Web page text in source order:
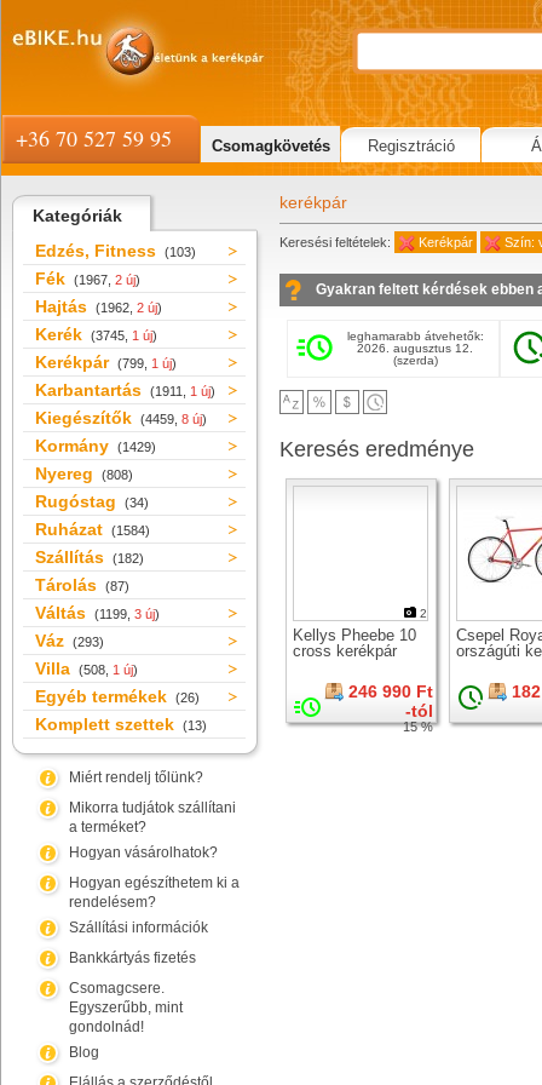
Kategóriák
Edzés, Fitness (103)
Fék (1967, 2 új)
Hajtás (1962, 2 új)
Kerék (3745, 1 új)
Kerékpár (799, 1 új)
Karbantartás (1911, 1 új)
Kiegészítők (4459, 8 új)
Kormány (1429)
Nyereg (808)
Rugóstag (34)
Ruházat (1584)
Szállítás (182)
Tárolás (87)
Váltás (1199, 3 új)
Váz (293)
Villa (508, 1 új)
Egyéb termékek (26)
Komplett szettek (13)
Miért rendelj tőlünk?
Mikorra tudjátok szállítani
a terméket?
Hogyan vásárolhatok?
Hogyan egészíthetem ki a
rendelésem?
Szállítási információk
Bankkártyás fizetés
Csomagcsere.
Egyszerűbb, mint
gondolnád!
Blog
kerékpár
Keresési feltételek: Kerékpár Szín:
Gyakran feltett kérdések ebben
leghamarabb átvehetők:
2026. augusztus 12.
(szerda)
Keresés eredménye
2
Kellys Pheebe 10
cross kerékpár
246 990 Ft
-tól
15 %
Csepel
országúti
+36 70 527 59 95 Csomagkövetés Regisztráció